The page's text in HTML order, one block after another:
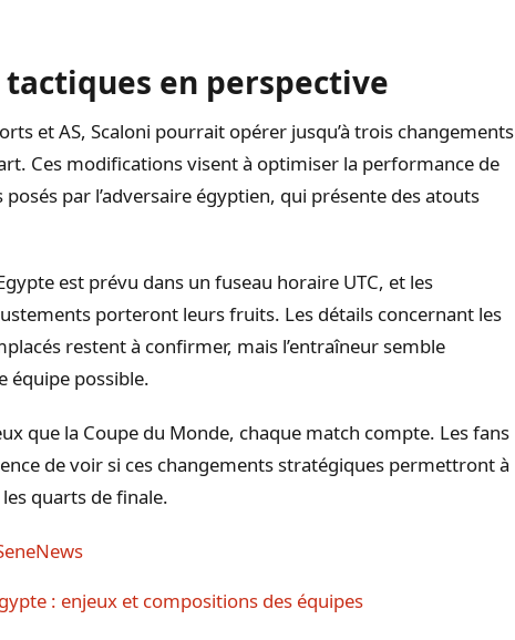
en perspective
et AS, Scaloni pourrait opérer jusqu’à trois changements
Ces modifications visent à optimiser la performance de
posés par l’adversaire égyptien, qui présente des atouts
est prévu dans un fuseau horaire UTC, et les
porteront leurs fruits. Les détails concernant les
restent à confirmer, mais l’entraîneur semble
équipe possible.
que la Coupe du Monde, chaque match compte. Les fans
de voir si ces changements stratégiques permettront à
quarts de finale.
: enjeux et compositions des équipes